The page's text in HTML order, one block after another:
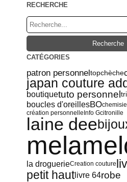
RECHERCHE
CATÉGORIES
patron personneltopchèche
japan couture
boutiquetuto personnel
boucles d'oreillesBO
création personnelle Info Gcitronille
laine dee
la droguerieCreation couture
petit haut livre 64robe